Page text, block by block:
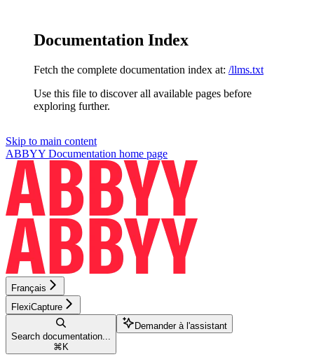
Documentation Index
Fetch the complete documentation index at: /llms.txt
Use this file to discover all available pages before
exploring further.
Skip to main content
ABBYY Documentation home page
Français
FlexiCapture
Search documentation...
⌘ K
Demander à l'assistant